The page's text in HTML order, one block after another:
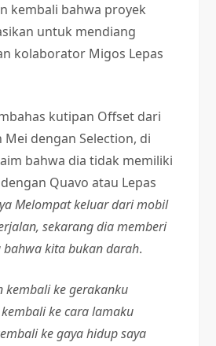
kembali bahwa proyek
untuk mendiang
kolaborator Migos Lepas
kutipan Offset dari
dengan Selection, di
bahwa dia tidak memiliki
Quavo atau Lepas
Melompat keluar dari mobil
sekarang dia memberi
kita bukan darah.
kembali ke gerakanku
ke cara lamaku
ke gaya hidup saya